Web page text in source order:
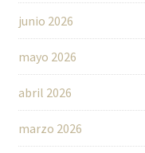
junio 2026
mayo 2026
abril 2026
marzo 2026